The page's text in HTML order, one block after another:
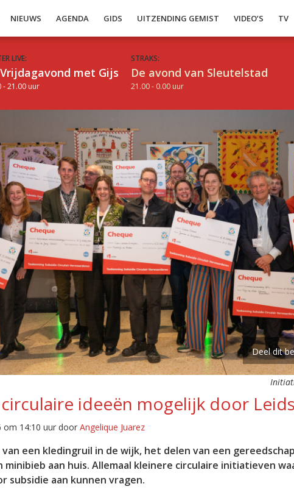
NIEUWS AGENDA GIDS UITZENDING GEMIST VIDEO’S TV
LIVE:
met Gijs
- 21.00 uur
STRAKS:
De avond van Sleutelstad
21.00 - 0.00 uur
Deel dit
circulaire ideeën mogelijk door
om 14:10 uur door Angelique Juarez
een kledingruil in de wijk, het delen van een
minibieb aan huis. Allemaal kleinere circulaire initiatieven
subsidie aan kunnen vragen.